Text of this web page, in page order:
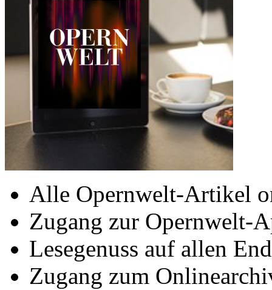
Alle Opernwelt-Artikel
Zugang zur Opernwelt-
Lesegenuss auf allen
Zugang zum